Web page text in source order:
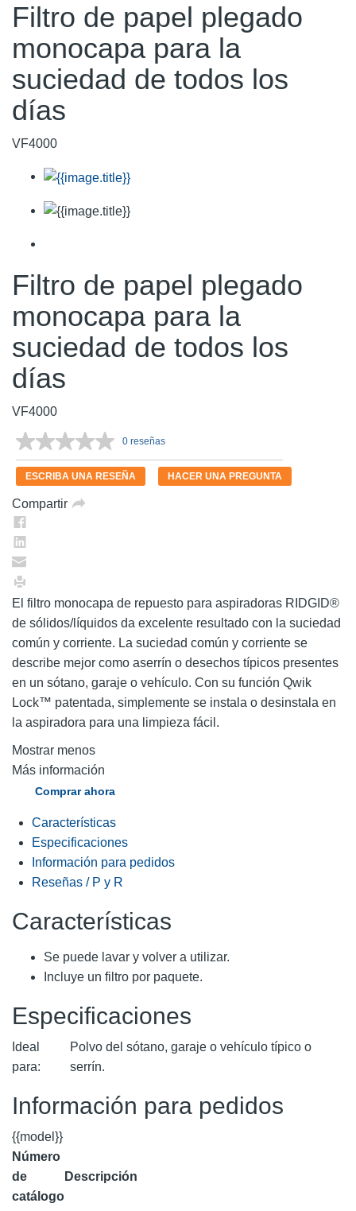
Filtro de papel plegado
monocapa para la
suciedad de todos los
días
VF4000
Filtro de papel plegado
monocapa para la
suciedad de todos los
días
VF4000
Sin
puntuación.
Enlace
en
0 reseñas
ESCRIBA UNA RESEÑA HACER UNA PREGUNTA
Compartir
El filtro monocapa de repuesto para aspiradoras RIDGID®
de sólidos/líquidos da excelente resultado con la suciedad
común y corriente. La suciedad común y corriente se
describe mejor como aserrín o desechos típicos presentes
en un sótano, garaje o vehículo. Con su función Qwik
Lock™ patentada, simplemente se instala o desinstala en
la aspiradora para una limpieza fácil.
Mostrar menos
Más información
Comprar ahora
Características
Especificaciones
Información para pedidos
Reseñas / P y R
Características
Se puede lavar y volver a utilizar.
Incluye un filtro por paquete.
Especificaciones
Ideal
para:
Polvo del sótano, garaje o vehículo típico o
serrín.
Información para pedidos
{{model}}
Número
de
catálogo
Descripción